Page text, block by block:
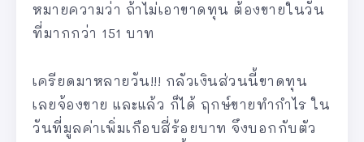
หมายความว่า ถ้าไม่เอาขาดทุน ต้องขายในวัน
ที่มากกว่า 151 บาท
เครียดมาหลายวัน!!! กลัวเงินส่วนนี้ขาดทุน
เลยจ้องขาย และแล้ว ก็ได้ ฤกษ์ขายทำกำไร ใน
วันที่มูลค่าเพิ่มเกือบสี่ร้อยบาท จึงบอกกับตัว